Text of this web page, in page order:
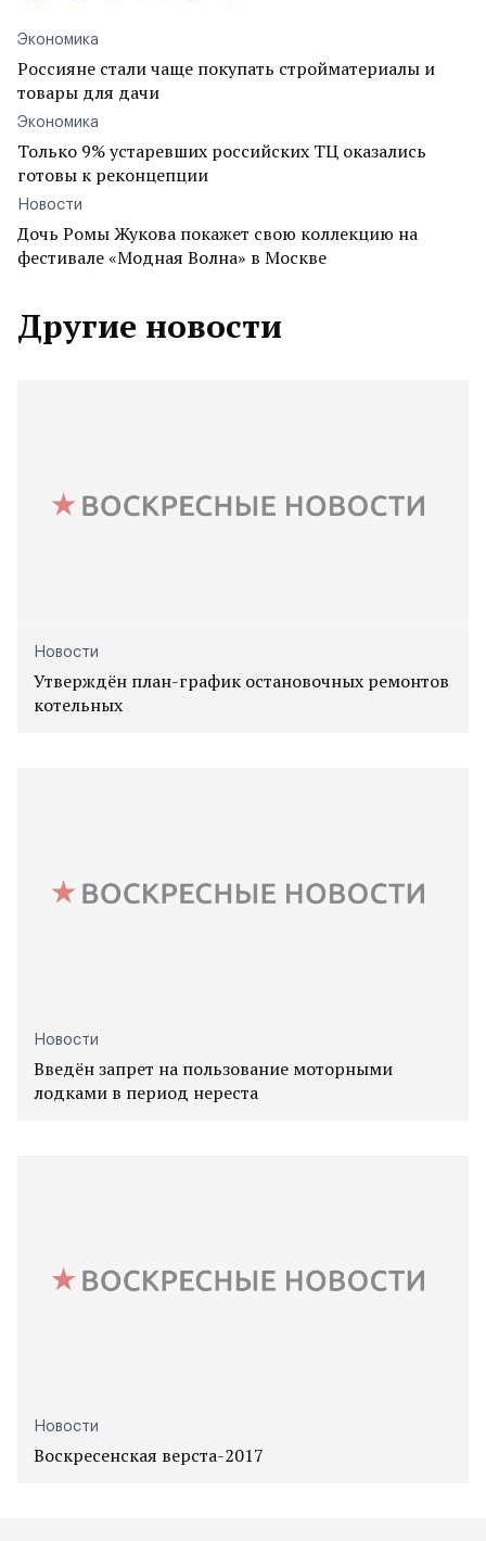
Экономика
Россияне стали чаще покупать стройматериалы и
товары для дачи
Экономика
Только 9% устаревших российских ТЦ оказались
готовы к реконцепции
Новости
Дочь Ромы Жукова покажет свою коллекцию на
фестивале «Модная Волна» в Москве
Другие новости
Новости
Утверждён план-график остановочных ремонтов
котельных
Новости
Введён запрет на пользование моторными
лодками в период нереста
Новости
Воскресенская верста-2017